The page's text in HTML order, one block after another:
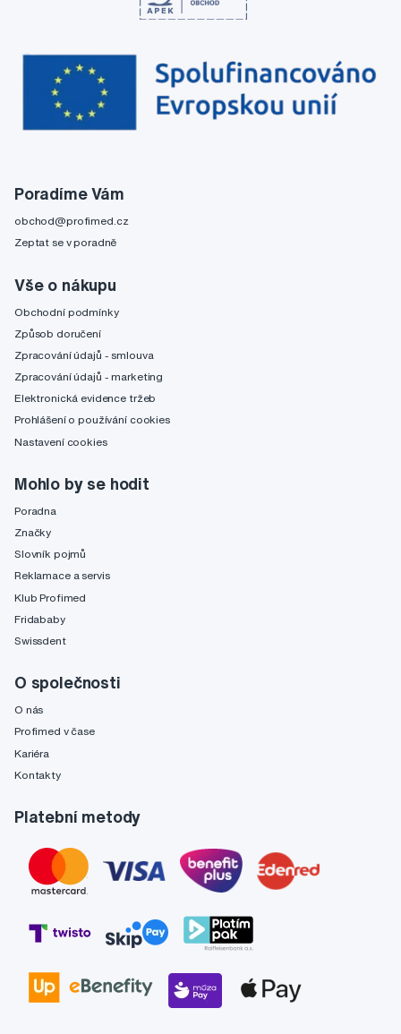
Poradíme Vám
obchod@profimed.cz
Zeptat se v poradně
Vše o nákupu
Obchodní podmínky
Způsob doručení
Zpracování údajů - smlouva
Zpracování údajů - marketing
Elektronická evidence tržeb
Prohlášení o používání cookies
Nastavení cookies
Mohlo by se hodit
Poradna
Značky
Slovník pojmů
Reklamace a servis
Klub Profimed
Fridababy
Swissdent
O společnosti
O nás
Profimed v čase
Kariéra
Kontakty
Platební metody